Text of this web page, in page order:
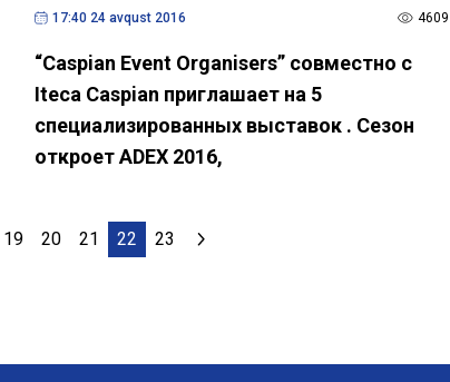
17:40 24 avqust 2016 4609
“Caspian Event Organisers” совместно с
Iteca Caspian приглашает на 5
специализированных выставок . Сезон
откроет ADEX 2016,
19 20 21 22 23